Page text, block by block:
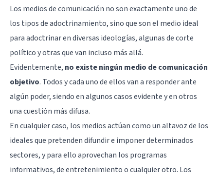
Los medios de comunicación no son exactamente uno de
los tipos de adoctrinamiento, sino que son el medio ideal
para adoctrinar en diversas ideologías, algunas de corte
político y otras que van incluso más allá.
Evidentemente, no existe ningún medio de comunicación
objetivo. Todos y cada uno de ellos van a responder ante
algún poder, siendo en algunos casos evidente y en otros
una cuestión más difusa.
En cualquier caso, los medios actúan como un altavoz de los
ideales que pretenden difundir e imponer determinados
sectores, y para ello aprovechan los programas
informativos, de entretenimiento o cualquier otro. Los